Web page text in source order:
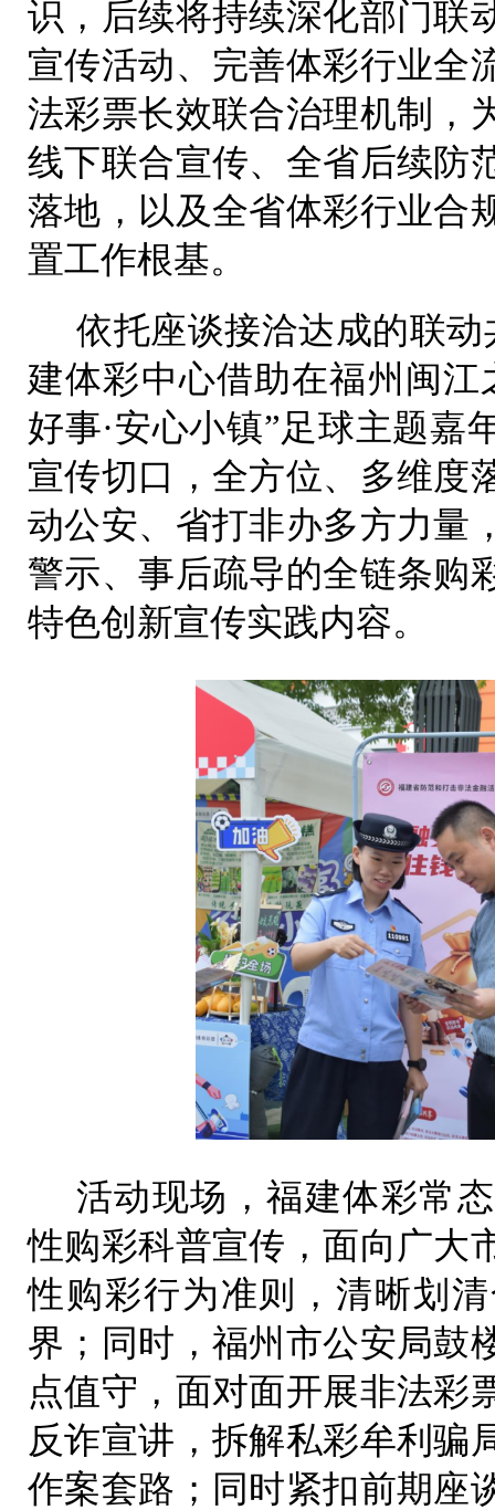
识，后续将持续深化部门联
宣传活动、完善体彩行业全
法彩票长效联合治理机制，
线下联合宣传、全省后续防
落地，以及全省体彩行业合
置工作根基。
依托座谈接洽达成的联
建体彩中心借助在福州闽
好事·安心小镇”足球主题嘉
宣传切口，全方位、多维度
动公安、省打非办多方力量
警示、事后疏导的全链条购
特色创新宣传实践内容。
活动现场，福建体彩常
性购彩科普宣传，面向广大
性购彩行为准则，清晰划
界；同时，福州市公安局鼓
点值守，面对面开展非法彩
反诈宣讲，拆解私彩牟利骗
作案套路；同时紧扣前期座